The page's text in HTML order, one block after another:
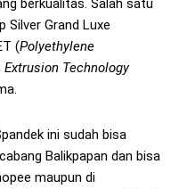
berkualitas. Salah satu
Silver Grand Luxe
(Polyethylene
Extrusion Technology
ini sudah bisa
Balikpapan dan bisa
maupun di